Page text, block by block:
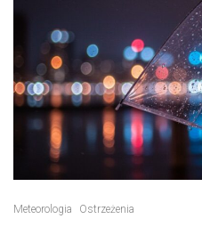
Meteorologia Ostrzeżenia